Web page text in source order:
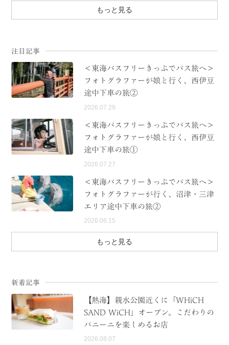
もっと見る
注目記事
＜東海バスフリーきっぷでバス旅へ＞
フォトグラファーが娘と行く、西伊豆
途中下車の旅②
2026.07.29
＜東海バスフリーきっぷでバス旅へ＞
フォトグラファーが娘と行く、西伊豆
途中下車の旅①
2026.07.27
＜東海バスフリーきっぷでバス旅へ＞
フォトグラファーが行く、沼津・三津
エリア途中下車の旅②
2026.06.15
もっと見る
新着記事
【熱海】親水公園近くに「WHiCH
SAND WiCH」オープン。こだわりの
パニーニを楽しめるお店
2026.08.07